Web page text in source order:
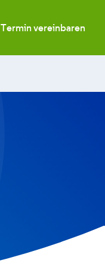
Termin vereinbaren